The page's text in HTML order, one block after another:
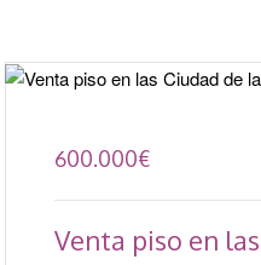
600.000€
Venta piso en